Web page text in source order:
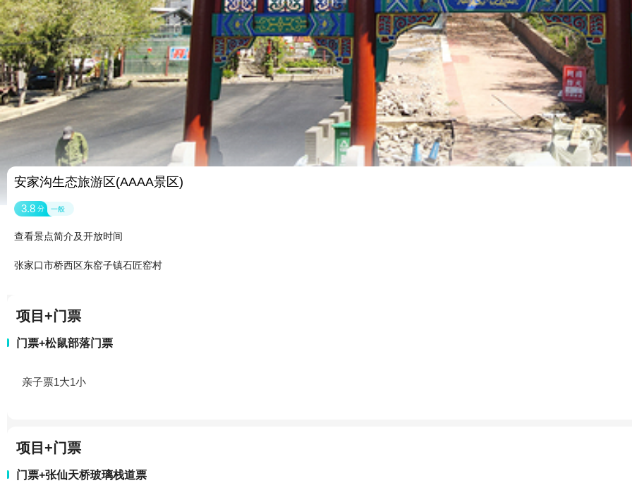
安家沟生态旅游区(AAAA景区)
3.8 分 一般
查看景点简介及开放时间
张家口市桥西区东窑子镇石匠窑村
项目+门票
门票+松鼠部落门票
亲子票1大1小
项目+门票
门票+张仙天桥玻璃栈道票